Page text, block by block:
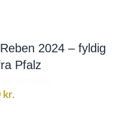
2024 – fyldig
Pfalz
kr.